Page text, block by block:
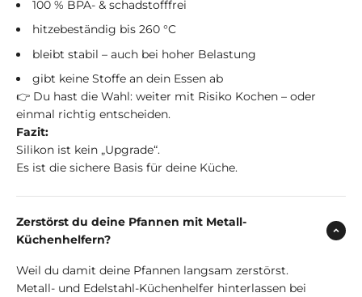
100 % BPA- & schadstofffrei
hitzebeständig bis 260 °C
bleibt stabil – auch bei hoher Belastung
gibt keine Stoffe an dein Essen ab
👉 Du hast die Wahl: weiter mit Risiko Kochen – oder
einmal richtig entscheiden.
Fazit:
Silikon ist kein „Upgrade“.
Es ist die sichere Basis für deine Küche.
Zerstörst du deine Pfannen mit Metall-
Küchenhelfern?
Weil du damit deine Pfannen langsam zerstörst.
Metall- und Edelstahl-Küchenhelfer hinterlassen bei